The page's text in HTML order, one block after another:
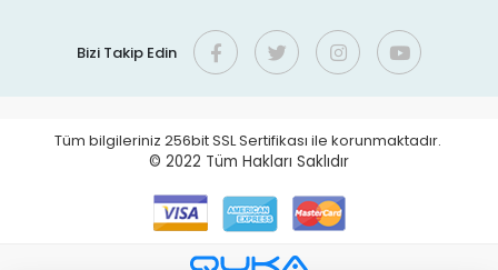
Bizi Takip Edin
Tüm bilgileriniz 256bit SSL Sertifikası ile korunmaktadır.
© 2022 Tüm Hakları Saklıdır